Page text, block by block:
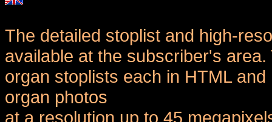
The detailed stoplist and high-
available at the subscriber's
organ stoplists each in HTML
organ photos
at a resolution up to 45